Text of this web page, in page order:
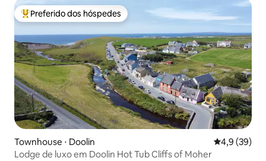
Entre os melhores preferidos dos hóspedes
Preferido dos hóspedes
Townhouse ⋅ Doolin 4,9 de uma
4,9 (39)
Lodge de luxo em Doolin Hot Tub Cliffs of Moher